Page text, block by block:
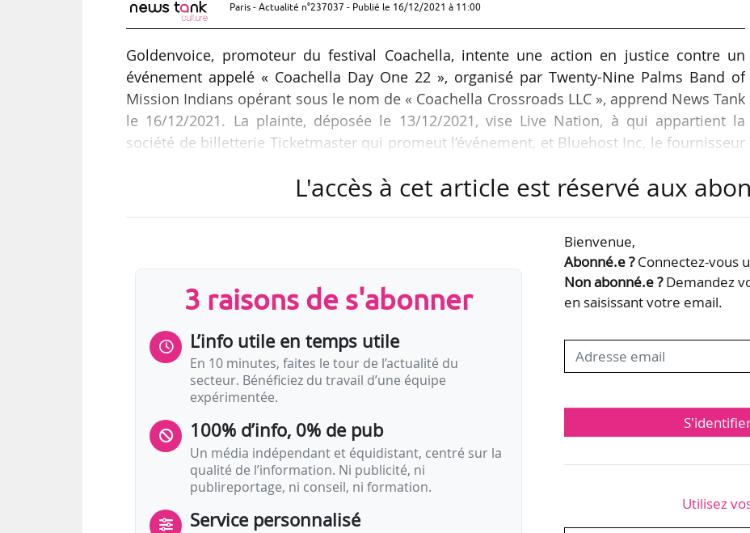
Paris - Actualité n°237037 - Publié le 16/12/2021 à 11:00
Goldenvoice, promoteur du festival Coachella, intente une action en justice contre un
événement appelé « Coachella Day One 22 », organisé par Twenty-Nine Palms Band of
Mission Indians opérant sous le nom de « Coachella Crossroads LLC », apprend News Tank
le 16/12/2021. La plainte, déposée le 13/12/2021, vise Live Nation, à qui appartient la
société de billetterie Ticketmaster qui promeut l’événement, et Bluehost Inc, le fournisseur
directement concurrentiel en utilisant le nom de Coachella ». « Goldenvoice n’a aucune
L'accès à cet article est réservé aux
3 raisons de s'abonner
L’info utile en temps utile
En 10 minutes, faites le tour de l’actualité du
secteur. Bénéficiez du travail d’une équipe
expérimentée.
100% d’info, 0% de pub
Un média indépendant et équidistant, centré sur la
qualité de l’information. Ni publicité, ni
publireportage, ni conseil, ni formation.
Service personnalisé
Bienvenue,
Abonné.e ?Connectez-vous
Non abonné.e ?Demandez
en saisissant votre email.
Utilisez